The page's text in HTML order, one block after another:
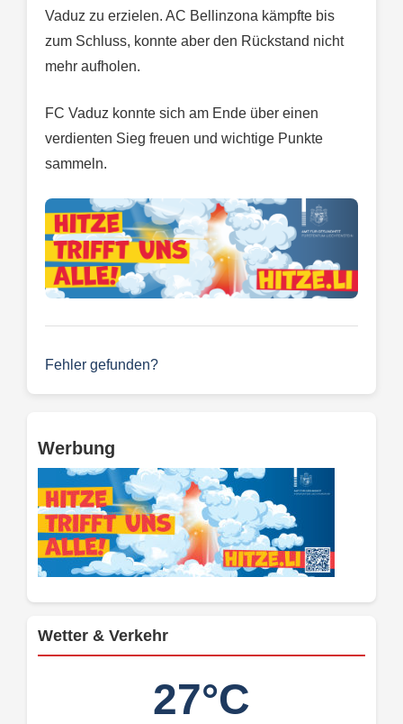
Vaduz zu erzielen. AC Bellinzona kämpfte bis
zum Schluss, konnte aber den Rückstand nicht
mehr aufholen.
FC Vaduz konnte sich am Ende über einen
verdienten Sieg freuen und wichtige Punkte
sammeln.
Fehler gefunden?
Werbung
Wetter & Verkehr
27°C